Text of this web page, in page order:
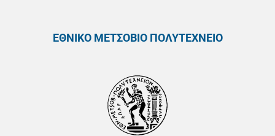
ΕΘΝΙΚΟ ΜΕΤΣΟΒΙΟ ΠΟΛΥΤΕΧΝΕΙΟ